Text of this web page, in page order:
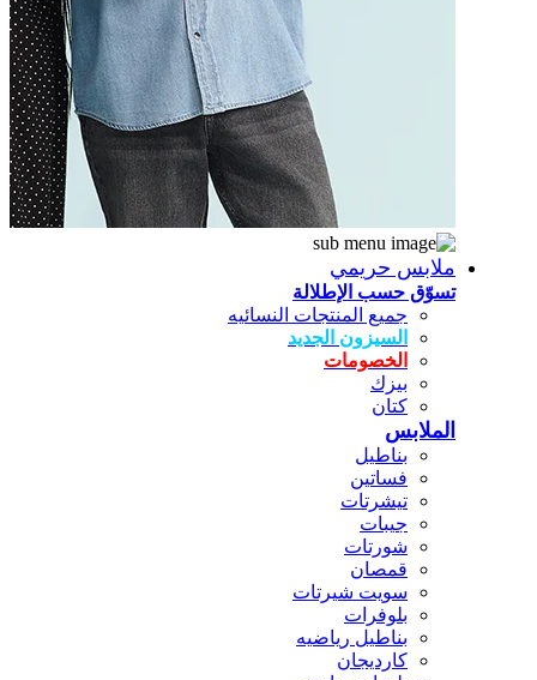
ملابس حريمي
تسوّق حسب الإطلالة
جميع المنتجات النسائيه
السيزون الجديد
الخصومات
بيزك
كتان
الملابس
بناطيل
فساتين
تيشرتات
جيبات
شورتات
قمصان
سويت شيرتات
بلوفرات
بناطيل رياضيه
كارديجان